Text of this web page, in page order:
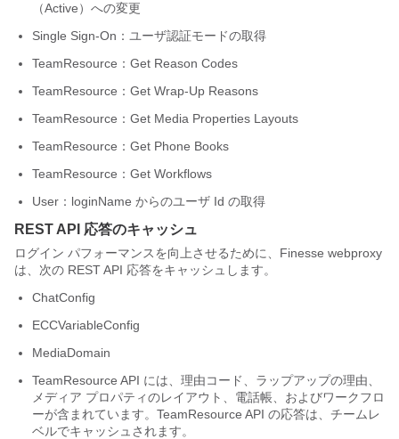
（Active）への変更
Single Sign-On：ユーザ認証モードの取得
TeamResource：Get Reason Codes
TeamResource：Get Wrap-Up Reasons
TeamResource：Get Media Properties Layouts
TeamResource：Get Phone Books
TeamResource：Get Workflows
User：loginName からのユーザ Id の取得
REST API 応答のキャッシュ
ログイン パフォーマンスを向上させるために、Finesse webproxy
は、次の REST API 応答をキャッシュします。
ChatConfig
ECCVariableConfig
MediaDomain
TeamResource API には、理由コード、ラップアップの理由、
メディア プロパティのレイアウト、電話帳、およびワークフロ
ーが含まれています。TeamResource API の応答は、チームレ
ベルでキャッシュされます。